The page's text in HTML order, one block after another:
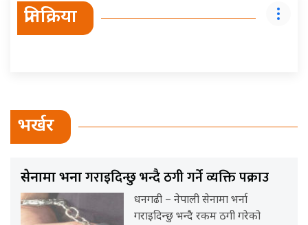
प्रतिक्रिया
भर्खर
सेनामा भर्नागराइदिन्छु भन्दै ठगी गर्ने व्यक्ति पक्राउ
धनगढी – नेपाली सेनामा भर्ना
गराइदिन्छु भन्दै रकम ठगी गरेको